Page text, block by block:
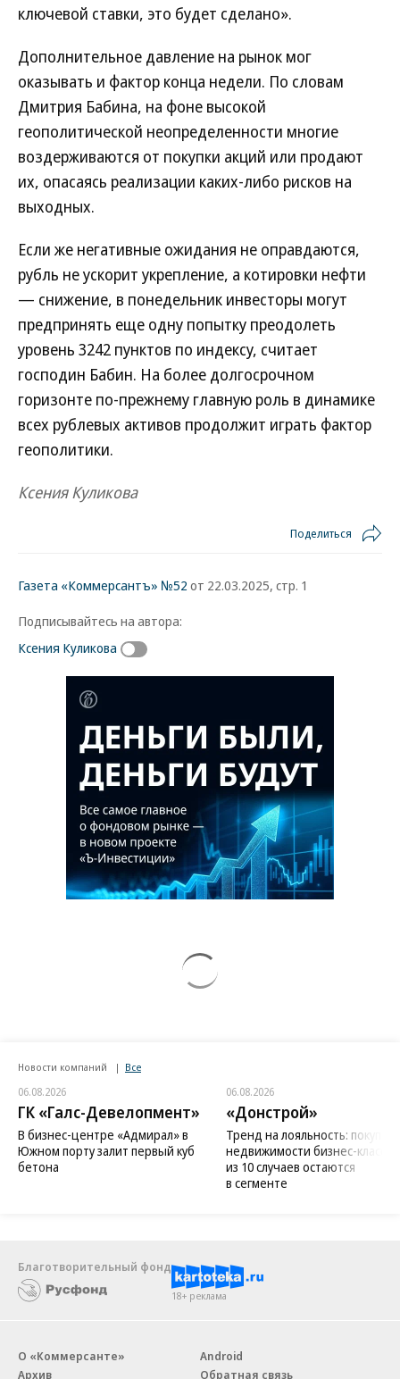
ключевой ставки, это будет сделано».
Дополнительное давление на рынок мог
оказывать и фактор конца недели. По словам
Дмитрия Бабина, на фоне высокой
геополитической неопределенности многие
воздерживаются от покупки акций или продают
их, опасаясь реализации каких-либо рисков на
выходных.
Если же негативные ожидания не оправдаются,
рубль не ускорит укрепление, а котировки нефти
— снижение, в понедельник инвесторы могут
предпринять еще одну попытку преодолеть
уровень 3242 пунктов по индексу, считает
господин Бабин. На более долгосрочном
горизонте по-прежнему главную роль в динамике
всех рублевых активов продолжит играть фактор
геополитики.
Ксения Куликова
Поделиться
Газета «Коммерсантъ» №52 от 22.03.2025, стр. 1
Подписывайтесь на автора:
Ксения Куликова
Новости компаний Все
06.08.2026
ГК «Галс-Девелопмент»
В бизнес-центре «Адмирал» в
Южном порту залит первый куб
бетона
06.08.2026
«Донстрой»
Тренд на лояльность:
недвижимости бизнес-класса
из 10 случаев остаются
в сегменте
Благотворительный фонд
18+ реклама
О «Коммерсанте»
Архив
Android
Обратная связь